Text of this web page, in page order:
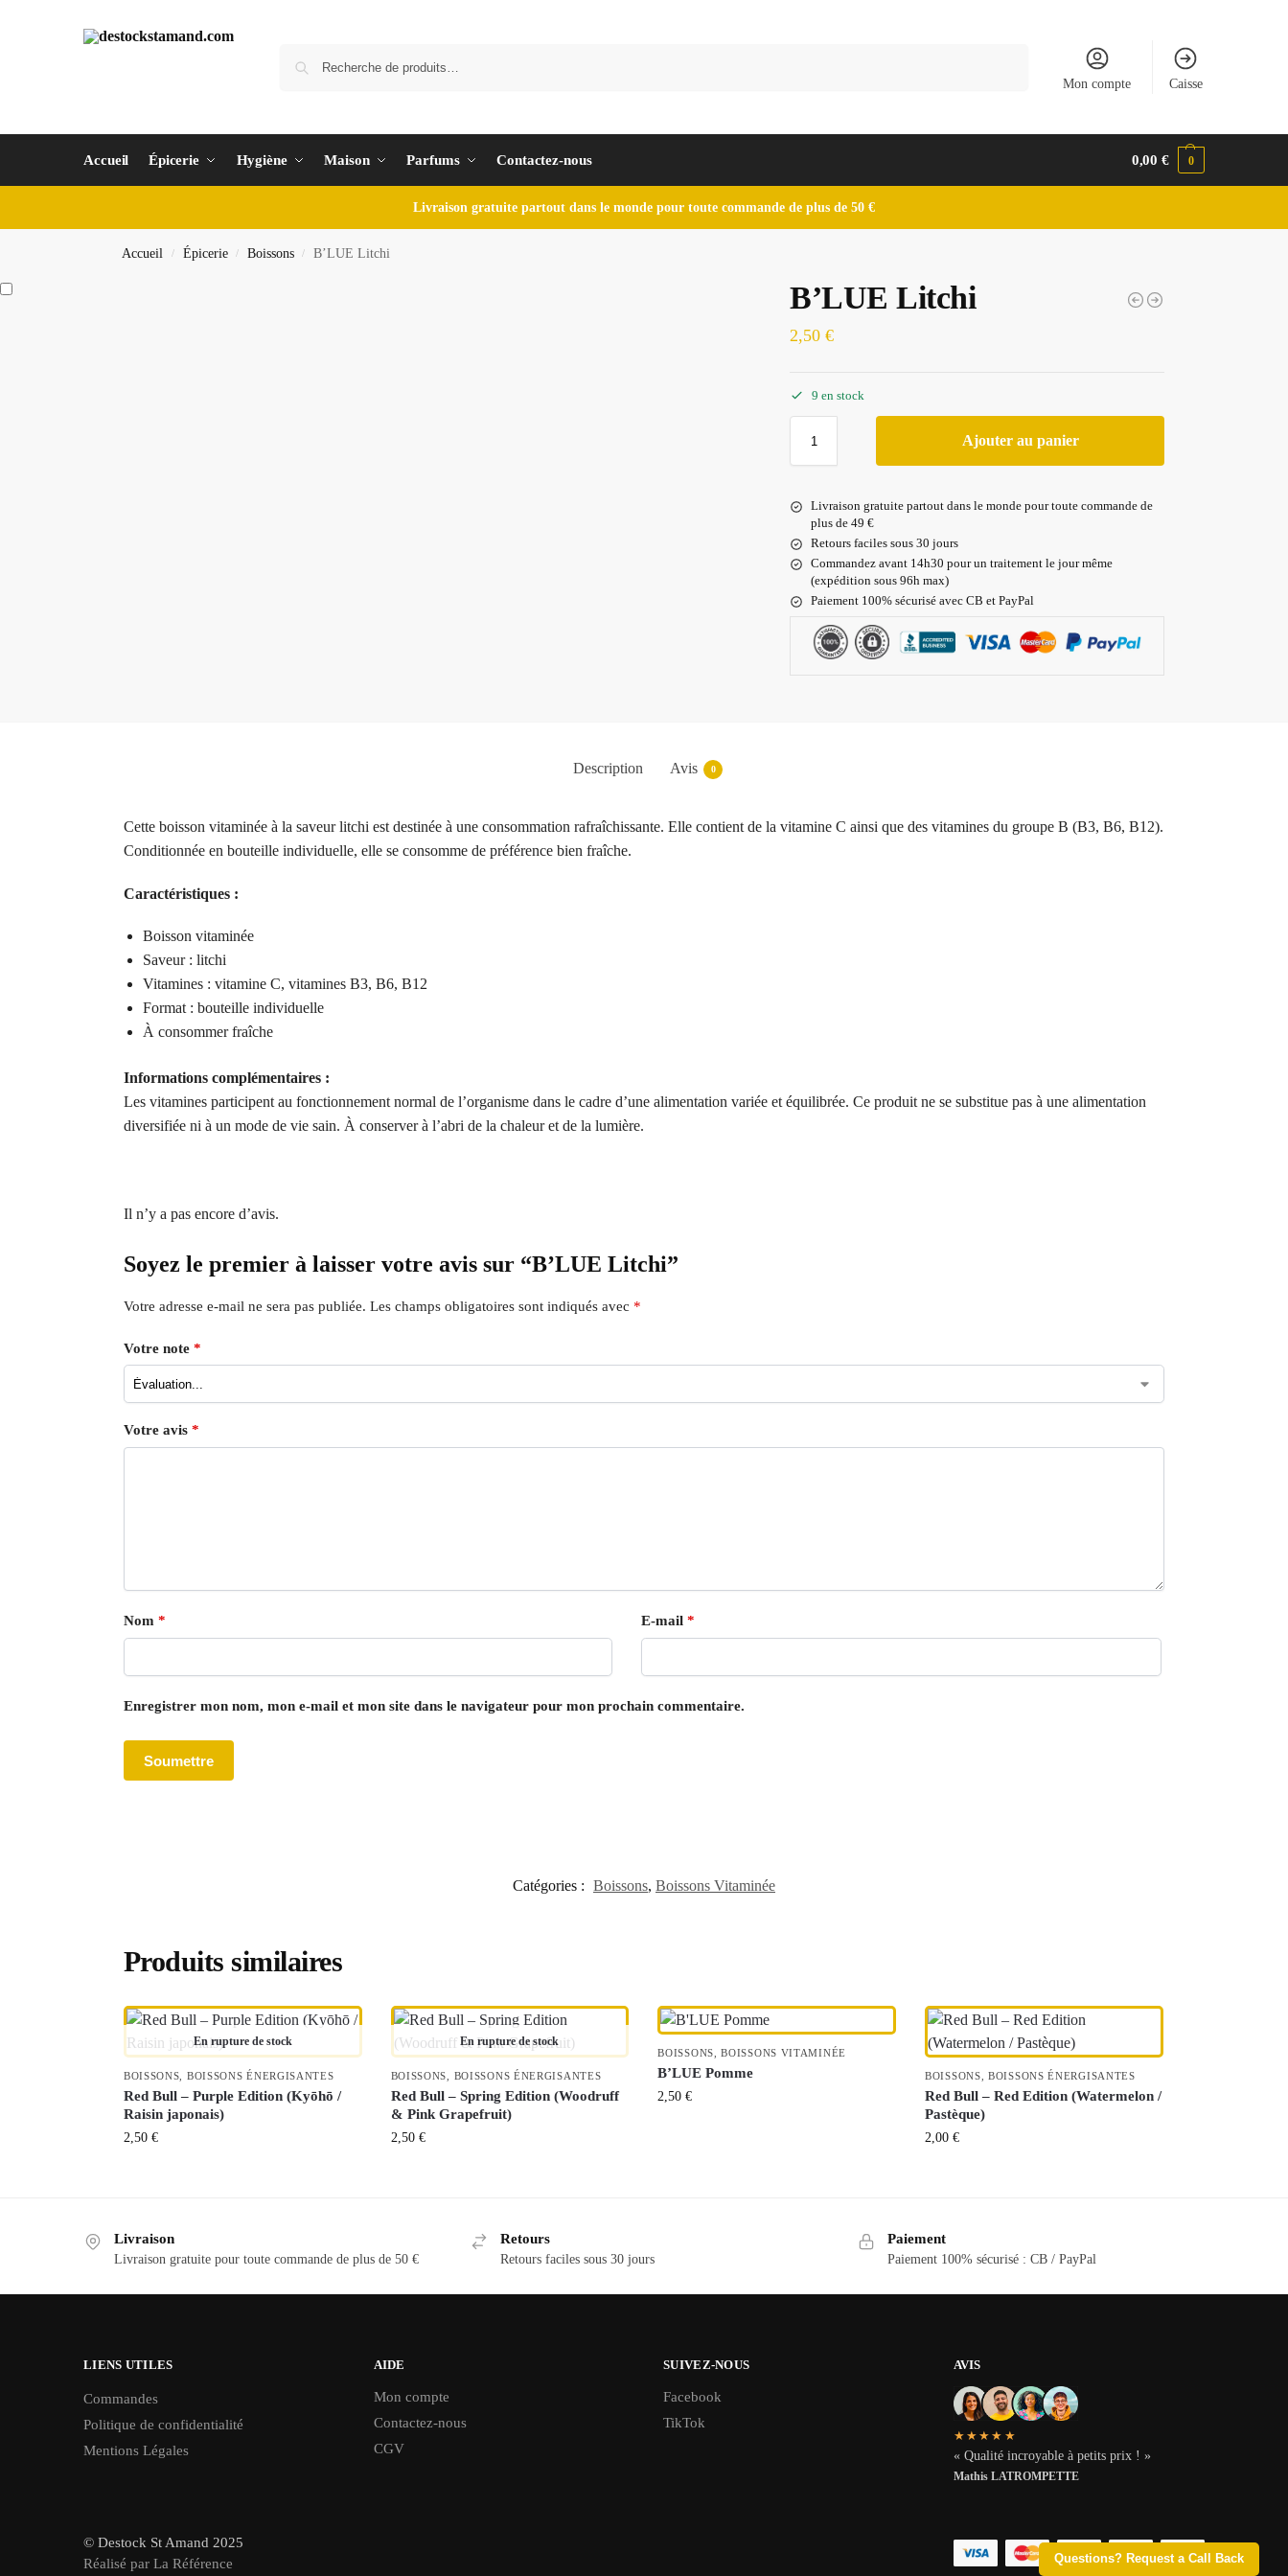
Mon compte Caisse
Accueil Épicerie Hygiène Maison Parfums Contactez-nous 0,00€ 0
Livraison gratuite partout dans le monde pour toute commande de plus de 50 €
Accueil / Épicerie / Boissons / B’LUE Litchi
B’LUE Litchi
2,50€
9 en stock
Ajouter au panier
Livraison gratuite partout dans le monde pour toute commande de
plus de 49 €
Retours faciles sous 30 jours
Commandez avant 14h30 pour un traitement le jour même
(expédition sous 96h max)
Paiement 100% sécurisé avec CB et PayPal
Questions? Request a Call Back
Description Avis 0
Cette boisson vitaminée à la saveur litchi est destinée à une consommation rafraîchissante. Elle contient de la vitamine C ainsi que des vitamines du groupe B (B3, B6, B12).
Conditionnée en bouteille individuelle, elle se consomme de préférence bien fraîche.
Caractéristiques :
Boisson vitaminée
Saveur : litchi
Vitamines : vitamine C, vitamines B3, B6, B12
Format : bouteille individuelle
À consommer fraîche
Informations complémentaires :
Les vitamines participent au fonctionnement normal de l’organisme dans le cadre d’une alimentation variée et équilibrée. Ce produit ne se substitue pas à une alimentation
diversifiée ni à un mode de vie sain. À conserver à l’abri de la chaleur et de la lumière.
Il n’y a pas encore d’avis.
Soyez le premier à laisser votre avis sur “B’LUE Litchi”
Votre adresse e-mail ne sera pas publiée. Les champs obligatoires sont indiqués avec *
Votre note *
Votre avis *
Nom * E-mail *
Enregistrer mon nom, mon e-mail et mon site dans le navigateur pour mon prochain commentaire.
Catégories : Boissons, Boissons Vitaminée
Produits similaires
En rupture de stock
BOISSONS BOISSONS ÉNERGISANTES
Red Bull – Purple Edition (Kyōhō /
Raisin japonais)
2,50 €
En rupture de stock
BOISSONS BOISSONS ÉNERGISANTES
Red Bull – Spring Edition (Woodruff
& Pink Grapefruit)
2,50 €
BOISSONS ,BOISSONS VITAMINÉE
B’LUE Pomme
2,50€
BOISSONS ,BOISSONS ÉNERGISANTES
Red Bull – Red Edition (Watermelon /
Pastèque)
2,00€
Livraison
Livraison gratuite pour toute commande de plus de 50 €
Retours
Retours faciles sous 30 jours
Paiement
Paiement 100% sécurisé : CB / PayPal
LIENS UTILES
Commandes
Politique de confidentialité
Mentions Légales
AIDE
Mon compte
Contactez-nous
CGV
SUIVEZ-NOUS
Facebook
TikTok
AVIS
★★★★★
« Qualité incroyable à petits prix ! »
Mathis LATROMPETTE
© Destock St Amand 2025
Réalisé par La Référence